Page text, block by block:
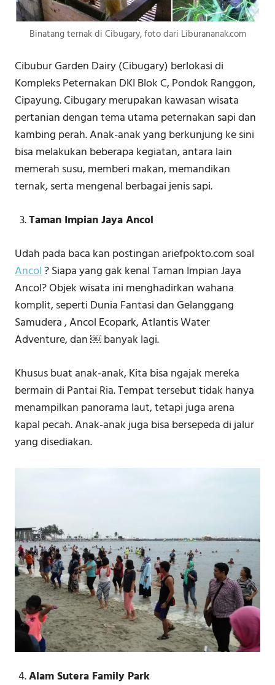
Binatang ternak di Cibugary, foto dari Liburananak.com
Cibubur Garden Dairy (Cibugary) berlokasi di
Kompleks Peternakan DKI Blok C, Pondok Ranggon,
Cipayung. Cibugary merupakan kawasan wisata
pertanian dengan tema utama peternakan sapi dan
kambing perah. Anak-anak yang berkunjung ke sini
bisa melakukan beberapa kegiatan, antara lain
memerah susu, memberi makan, memandikan
ternak, serta mengenal berbagai jenis sapi.
Taman Impian Jaya Ancol
Udah pada baca kan postingan ariefpokto.com soal
Ancol? Siapa yang gak kenal Taman Impian Jaya
Ancol? Objek wisata ini menghadirkan wahana
komplit, seperti Dunia Fantasi dan Gelanggang
Samudera , Ancol Ecopark, Atlantis Water
Adventure, dan ￼ banyak lagi.
Khusus buat anak-anak, Kita bisa ngajak mereka
bermain di Pantai Ria. Tempat tersebut tidak hanya
menampilkan panorama laut, tetapi juga arena
kapal pecah. Anak-anak juga bisa bersepeda di jalur
yang disediakan.
Alam Sutera Family Park